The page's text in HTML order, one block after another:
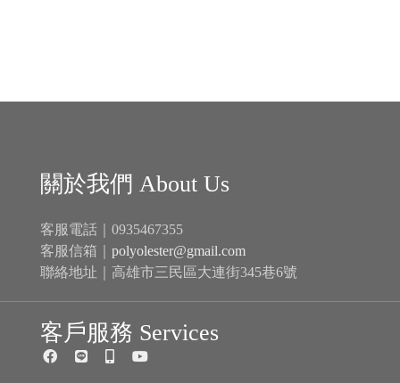
關於我們 About Us
客服電話｜0935467355
客服信箱｜ polyolester@gmail.com
聯絡地址｜高雄市三民區大連街345巷6號
客戶服務 Services